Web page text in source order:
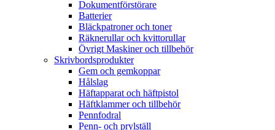
Dokumentförstörare
Batterier
Bläckpatroner och toner
Räknerullar och kvittorullar
Övrigt Maskiner och tillbehör
Skrivbordsprodukter
Gem och gemkoppar
Hålslag
Häftapparat och häftpistol
Häftklammer och tillbehör
Pennfodral
Penn- och prylställ